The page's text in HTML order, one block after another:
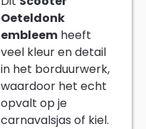
Oeteldonk
embleem heeft
veel kleur en detail
in het borduurwerk,
waardoor het echt
opvalt op je
carnavalsjas of kiel.